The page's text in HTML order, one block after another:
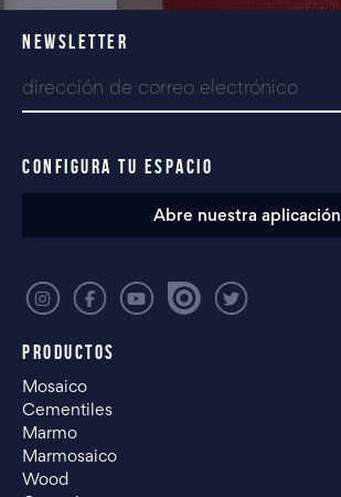
PRODUCTOS
Mosaico
Cementiles
Marmo
Marmosaico
Wood
NEWSLETTER
CONFIGURA TU ESPACIO
Abre nuestra aplicación